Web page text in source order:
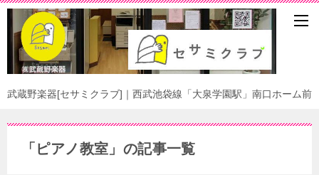
武蔵野楽器[セサミクラブ]｜西武池袋線「大泉学園駅」南口ホーム前
「ピアノ教室」の記事一覧